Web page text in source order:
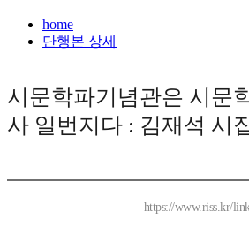
home
단행본 상세
시문학파기념관은 시문
사 일번지다 : 김재석 시
https://www.riss.kr/